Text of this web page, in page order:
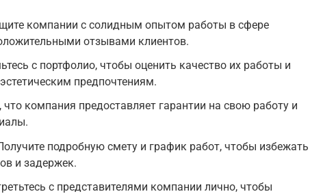
компании с солидным опытом работы в сфере
отзывами клиентов.
с портфолио, чтобы оценить качество их работы и
предпочтениям.
что компания предоставляет гарантии на свою работу и
подробную смету и график работ, чтобы избежать
и задержек.
с представителями компании лично, чтобы